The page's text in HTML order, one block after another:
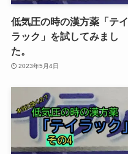
低気圧の時の漢方薬「テイ
ラック」を試してみまし
た。
2023年5月4日